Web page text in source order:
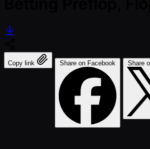
Copy link Share on Facebook Share